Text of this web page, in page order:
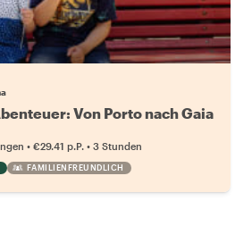
Von Porto nach Gaia
• €29.41 p.P. • 3 Stunden
FAMILIENFREUNDLICH